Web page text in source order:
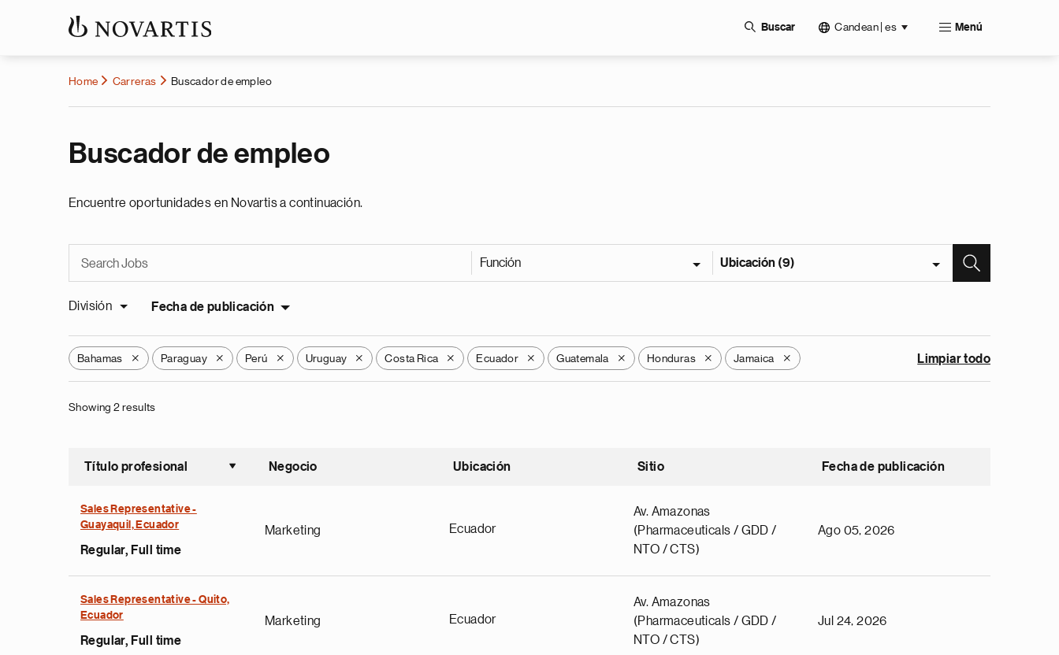
Buscar Candean | es Menú
Home Carreras Buscador de empleo
Buscador de empleo
Encuentre oportunidades en Novartis a continuación.
Función Ubicación (9)
División Fecha de publicación
Bahamas X Paraguay X Perú X Uruguay X Costa Rica X Ecuador X Guatemala X Honduras X Jamaica X Limpiar todo
Showing 2 results
Título profesional
Ordenar ascendente
Negocio Ubicación Sitio Fecha de publicación
Sales Representative -
Guayaquil, Ecuador
Regular, Full time
Marketing Ecuador
Av. Amazonas
(Pharmaceuticals / GDD /
NTO / CTS)
Ago 05, 2026
Sales Representative - Quito,
Ecuador
Regular, Full time
Marketing Ecuador
Av. Amazonas
(Pharmaceuticals / GDD /
NTO / CTS)
Jul 24, 2026